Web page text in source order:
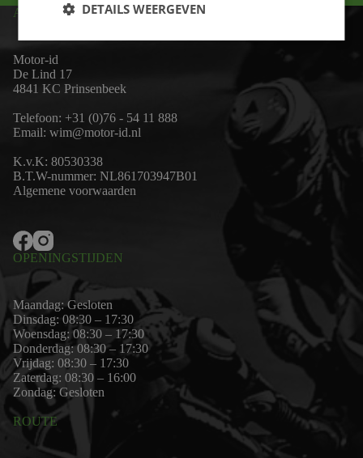
ADRES
Motor-id
De Lind 17
4841 KC Prinsenbeek
Telefoon: +31 (0)76 - 54 11 888
Email: wim@motor-id.nl
K.v.K: 80530338
B.T.W-nummer: NL861703947B01
Algemene voorwaarden
OPENINGSTIJDEN
Maandag: Gesloten
Dinsdag: 08:30 – 17:30
Woensdag: 08:30 – 17:30
Donderdag: 08:30 – 17:30
Vrijdag: 08:30 – 17:30
Zaterdag: 08:30 – 16:00
Zondag: Gesloten
ROUTE
DETAILS WEERGEVEN